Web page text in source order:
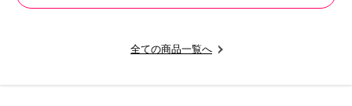
全ての商品一覧へ